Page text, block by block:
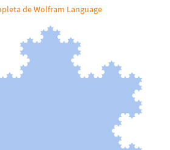
de Wolfram Language